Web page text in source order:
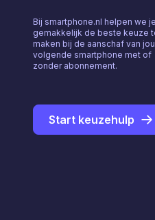
Bij smartphone.nl helpen we je
gemakkelijk de beste keuze
maken bij de aanschaf van
volgende smartphone met of
zonder abonnement.
Start keuzehulp